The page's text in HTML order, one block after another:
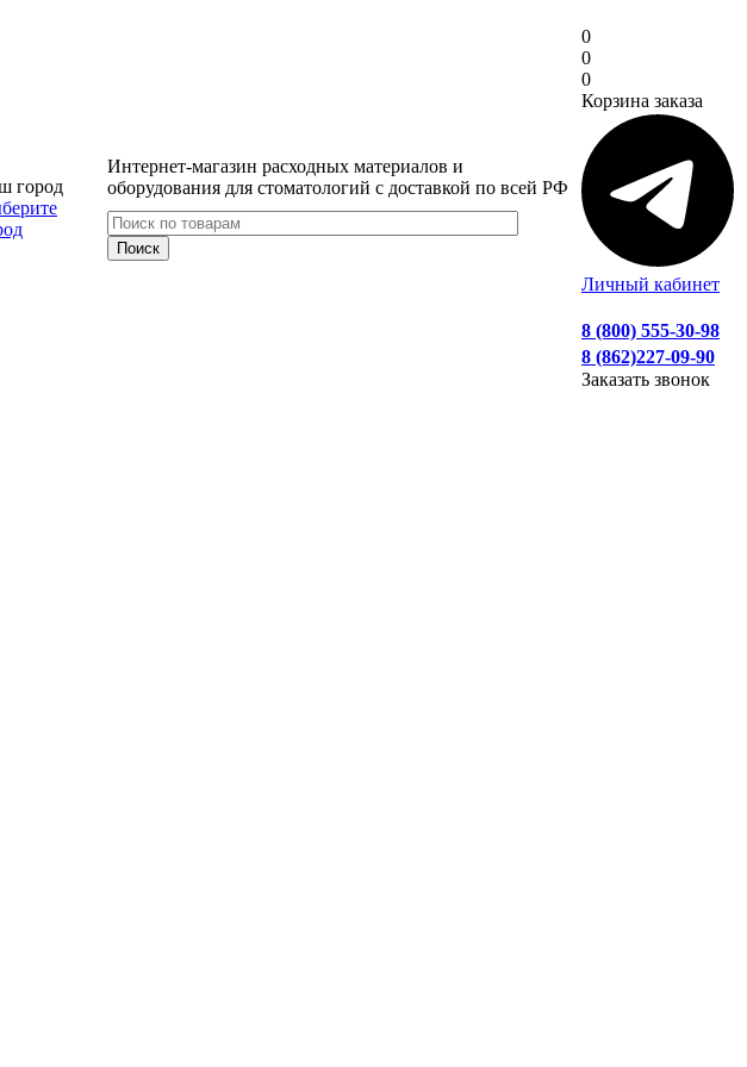
город
Интернет-магазин расходных материалов и
оборудования для стоматологий с доставкой по всей РФ
0
0
0
Корзина заказа
Личный кабинет
8 (800) 555-30-98
8 (862)227-09-90
Заказать звонок